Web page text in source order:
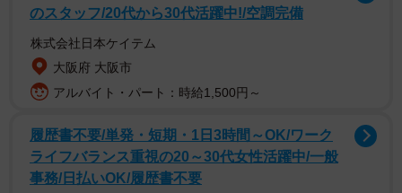
「身内の方と初めて連絡を取った際、ワンちゃんは雄の中
型雑種、亡くなった方のおうちで外飼いしていると聞きま
で、とりあえず写真だけ撮りに行ってみることにして、ド
ッグフードの大袋を持って現場へ行ったんです。家から車
で5分のところで、山の中でした。進むと奥にクレートが見
のスタッフ/20代から30代活躍中!/空調完備
株式会社日本ケイテム
大阪府 大阪市
アルバイト・パート：時給1,500円～
履歴書不要/単発・短期・1日3時間～OK/ワーク
ライフバランス重視の20～30代女性活躍中/一般
事務/日払いOK/履歴書不要